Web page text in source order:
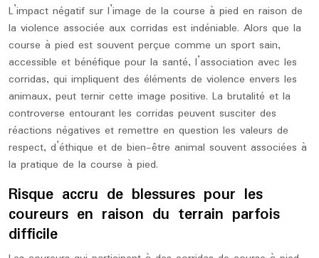
L’impact négatif sur l’image de la course à pied en raison de
la violence associée aux corridas est indéniable. Alors que la
course à pied est souvent perçue comme un sport sain,
accessible et bénéfique pour la santé, l’association avec les
corridas, qui impliquent des éléments de violence envers les
animaux, peut ternir cette image positive. La brutalité et la
controverse entourant les corridas peuvent susciter des
réactions négatives et remettre en question les valeurs de
respect, d’éthique et de bien-être animal souvent associées à
la pratique de la course à pied.
Risque accru de blessures pour les
coureurs en raison du terrain parfois
difficile